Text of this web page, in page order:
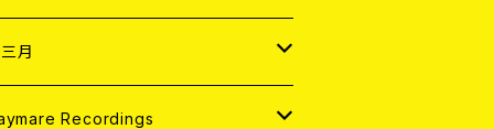
レル
月
Recordings